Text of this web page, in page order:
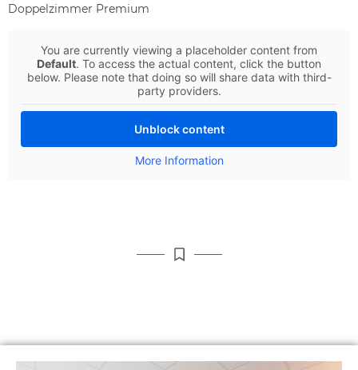
Doppelzimmer Premium
You are currently viewing a placeholder content from
Default. To access the actual content, click the button
below. Please note that doing so will share data with third-
party providers.
Unblock content
More Information